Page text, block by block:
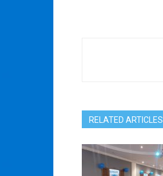
RELATED ARTICLES